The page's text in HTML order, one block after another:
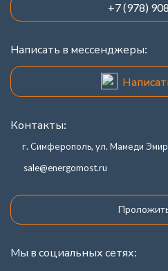
+7 (978)
Написать в мессенджеры:
Контакты:
г. Симферополь, ул. Мамеди
sale@energomost.ru
Мы в социальных сетях: